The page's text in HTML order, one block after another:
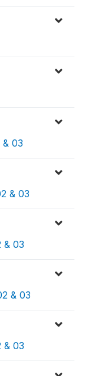
03
& 03
& 03
& 03
& 03